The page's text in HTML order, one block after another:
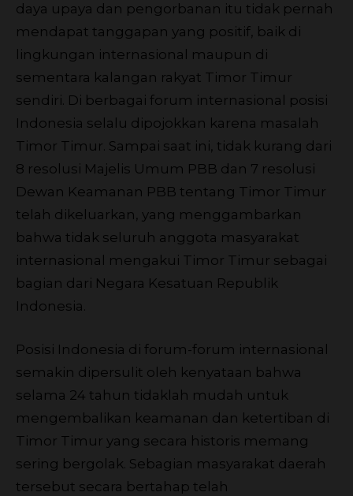
daya upaya dan pengorbanan itu tidak pernah
mendapat tanggapan yang positif, baik di
lingkungan internasional maupun di
sementara kalangan rakyat Timor Timur
sendiri. Di berbagai forum internasional posisi
Indonesia selalu dipojokkan karena masalah
Timor Timur. Sampai saat ini, tidak kurang dari
8 resolusi Majelis Umum PBB dan 7 resolusi
Dewan Keamanan PBB tentang Timor Timur
telah dikeluarkan, yang menggambarkan
bahwa tidak seluruh anggota masyarakat
internasional mengakui Timor Timur sebagai
bagian dari Negara Kesatuan Republik
Indonesia.
Posisi Indonesia di forum-forum internasional
semakin dipersulit oleh kenyataan bahwa
selama 24 tahun tidaklah mudah untuk
mengembalikan keamanan dan ketertiban di
Timor Timur yang secara historis memang
sering bergolak. Sebagian masyarakat daerah
tersebut secara bertahap telah